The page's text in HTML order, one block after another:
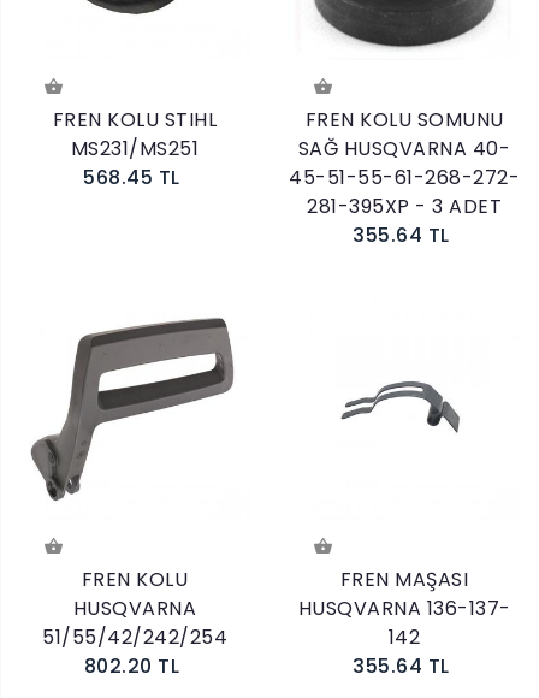
FREN KOLU STIHL
MS231/MS251
568.45 TL
FREN KOLU SOMUNU
SAĞ HUSQVARNA 40-
45-51-55-61-268-272-
281-395XP - 3 ADET
355.64 TL
FREN KOLU
HUSQVARNA
51/55/42/242/254
802.20 TL
FREN MAŞASI
HUSQVARNA 136-137-
142
355.64 TL